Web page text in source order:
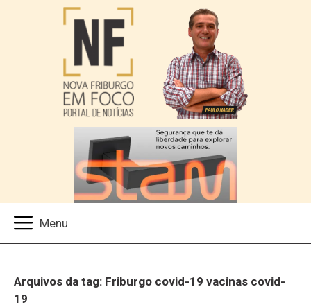
Arquivos da tag: Friburgo covid-19 vacinas covid-
19